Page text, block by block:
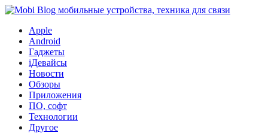
Apple
Android
Гаджеты
iДевайсы
Новости
Обзоры
Приложения
ПО, софт
Технологии
Другое